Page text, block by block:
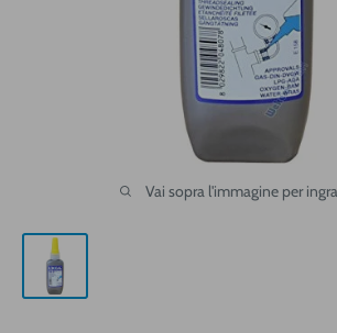
Vai sopra l'immagine per